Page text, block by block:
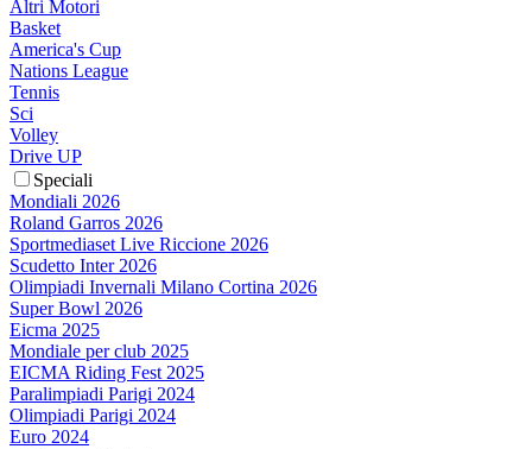
Altri Motori
Basket
America's Cup
Nations League
Tennis
Sci
Volley
Drive UP
Speciali
Mondiali 2026
Roland Garros 2026
Sportmediaset Live Riccione 2026
Scudetto Inter 2026
Olimpiadi Invernali Milano Cortina 2026
Super Bowl 2026
Eicma 2025
Mondiale per club 2025
EICMA Riding Fest 2025
Paralimpiadi Parigi 2024
Olimpiadi Parigi 2024
Euro 2024